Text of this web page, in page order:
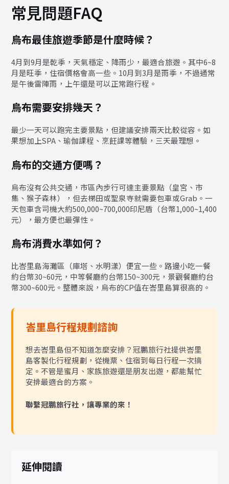
常見問題FAQ
烏布最佳旅遊季節是什麼時候？
4月到9月是乾季，天氣穩定、降雨少，最適合旅遊。其中6~8
月是旺季，住宿價格會高一些。10月到3月是雨季，不過通常
是午後雷陣雨，上午還是可以正常跑行程。
烏布需要安排幾天？
最少一天可以跑完主要景點，但建議安排兩天比較從容。如
果想加上SPA、瑜伽課程、烹飪課等體驗，三天最理想。
烏布的交通方便嗎？
烏布沒有公共交通，市區內步行可達主要景點（皇宮、市
集、猴子森林），但去梯田或聖泉寺就需要包車或Grab。一
天包車含司機大約500,000~700,000印尼盾（台幣1,000~1,400
元），最方便也最彈性。
烏布消費水準如何？
比峇里島海灘區（庫塔、水明漾）便宜一些。路邊小吃一餐
約台幣30~60元，中等餐廳約台幣150~300元，景觀餐廳約台
幣300~600元。整體來說，烏布的CP值在峇里島算很高的。
峇里島行程規劃諮詢
想去峇里島但不知道怎麼安排？冠鵬旅行社提供峇里
島客製化行程規劃，從機票、住宿到每日行程一次搞
定。不管是蜜月、家族旅遊還是朋友出遊，都能幫忙
安排最適合的方案。
聯繫冠鵬旅行社，讓專業的來！
延伸閱讀